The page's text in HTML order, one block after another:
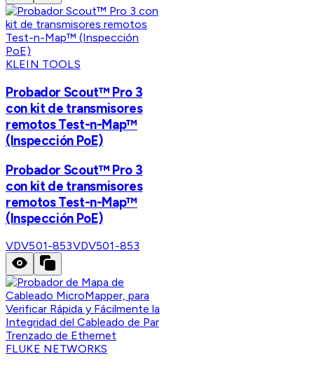
KLEIN TOOLS
Probador Scout™ Pro 3
con kit de transmisores
remotos Test-n-Map™
(Inspección PoE)
Probador Scout™ Pro 3
con kit de transmisores
remotos Test-n-Map™
(Inspección PoE)
VDV501-853VDV501-853
FLUKE NETWORKS